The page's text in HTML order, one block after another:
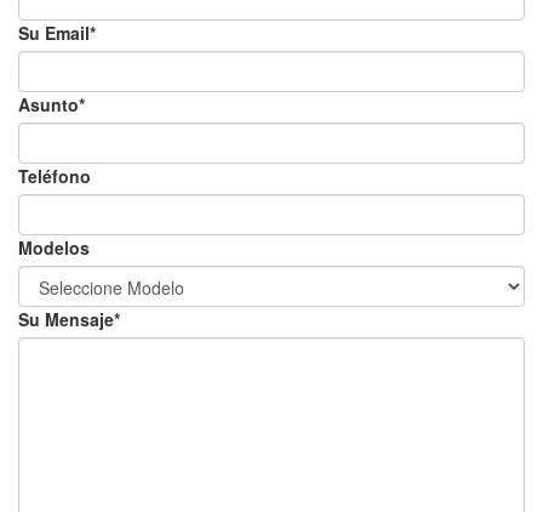
Su Email*
Asunto*
Teléfono
Modelos
Su Mensaje*